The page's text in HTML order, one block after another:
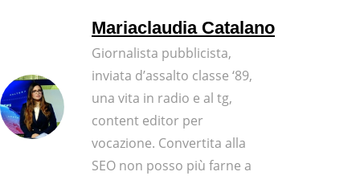
Mariaclaudia Catalano
Giornalista pubblicista,
inviata d’assalto classe ‘89,
una vita in radio e al tg,
content editor per
vocazione. Convertita alla
SEO non posso più farne a